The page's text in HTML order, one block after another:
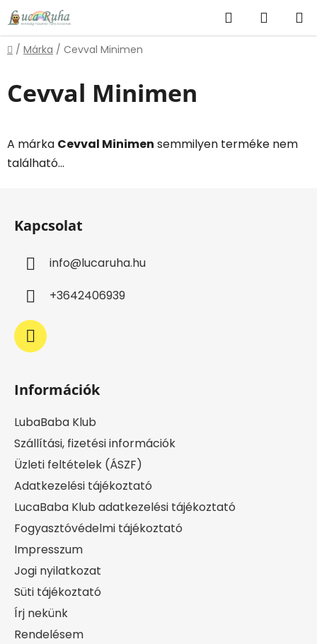
Ugrás
fő
tartalomhoz
KeresésKOSÁR
Kezdőlap
/ Márka / Cevval Minimen
Cevval Minimen
A márka Cevval Minimen semmilyen terméke nem
található...
Kapcsolat
info@lucaruha.hu
+3642406939
Információk
LubaBaba Klub
Szállítási, fizetési információk
Üzleti feltételek (ÁSZF)
Adatkezelési tájékoztató
LucaBaba Klub adatkezelési tájékoztató
Fogyasztóvédelmi tájékoztató
Impresszum
Jogi nyilatkozat
Süti tájékoztató
Írj nekünk
Rendelésem